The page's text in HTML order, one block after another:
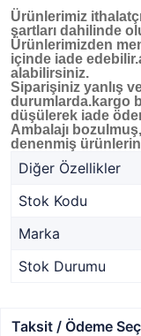
Ürünlerimiz
şartları dahilinde
Ürünlerimizden
içinde iade
alabilirsiniz.
Siparişiniz yanlış
durumlarda.kargo
düşülerek iade
Ambalajı
denenmiş
Diğer Özellikler
Stok Kodu
Marka
Stok Durumu
Taksit / Ödeme